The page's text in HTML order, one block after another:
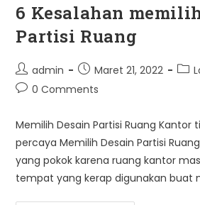
6 Kesalahan
Partisi Ruang
Post
author:
admin
Post
published:
Maret 21, 2022
Post
Post0 Comments
Memilih Desain Partisi Ruang Kantor
percaya Memilih Desain Partisi
yang pokok karena ruang kantor
tempat yang kerap digunakan buat